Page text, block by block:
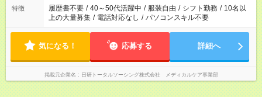
特徴 履歴書不要 / 40～50代活躍中 / 服装自由 / シフト勤務 / 10名以
上の大量募集 / 電話対応なし / パソコンスキル不要
気になる！ 応募する 詳細へ
掲載元企業名 日研トータルソーシング株式会社 メディカルケア事業部